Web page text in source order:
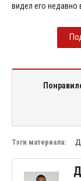
видел его недавно
Тэги материала: